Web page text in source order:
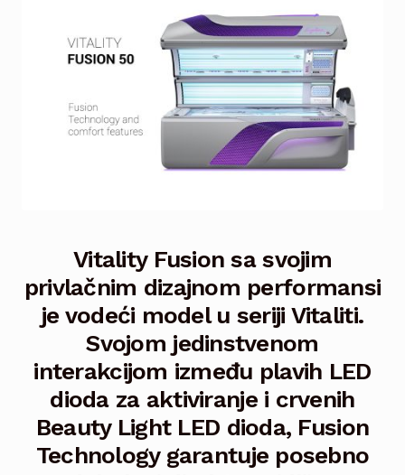
Elements
child
menu
Vitality
Vitality Hybrid 50 & 46
Vitality UV 50 & 46
Spirit
Pulse Pure Light
Sunrise
Expand
Vitality Fusion sa svojim
privlačnim dizajnom performansi
je vodeći model u seriji Vitaliti.
Svojom jedinstvenom
interakcijom između plavih LED
dioda za aktiviranje i crvenih
Beauty Light LED dioda, Fusion
Technology garantuje posebno